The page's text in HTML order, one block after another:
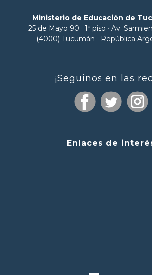
Ministerio de Educación de
25 de Mayo 90 · 1º piso · Av.
(4000) Tucumán - República
¡Seguinos en las
Enlaces de